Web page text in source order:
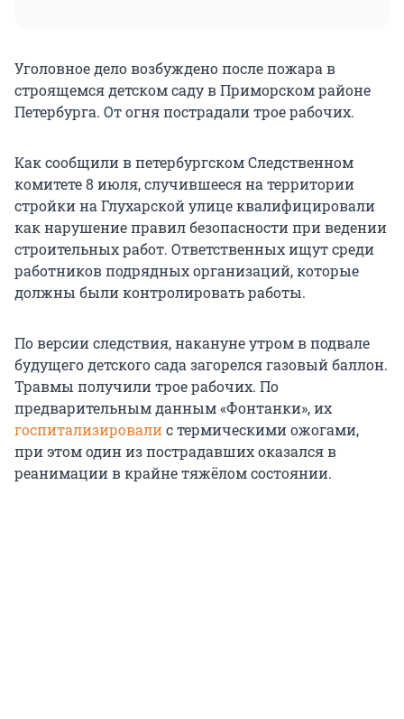
Уголовное дело возбуждено после пожара в
строящемся детском саду в Приморском районе
Петербурга. От огня пострадали трое рабочих.
Как сообщили в петербургском Следственном
комитете 8 июля, случившееся на территории
стройки на Глухарской улице квалифицировали
как нарушение правил безопасности при ведении
строительных работ. Ответственных ищут среди
работников подрядных организаций, которые
должны были контролировать работы.
По версии следствия, накануне утром в подвале
будущего детского сада загорелся газовый баллон.
Травмы получили трое рабочих. По
предварительным данным «Фонтанки», их
госпитализировалис термическими ожогами,
при этом один из пострадавших оказался в
реанимации в крайне тяжёлом состоянии.